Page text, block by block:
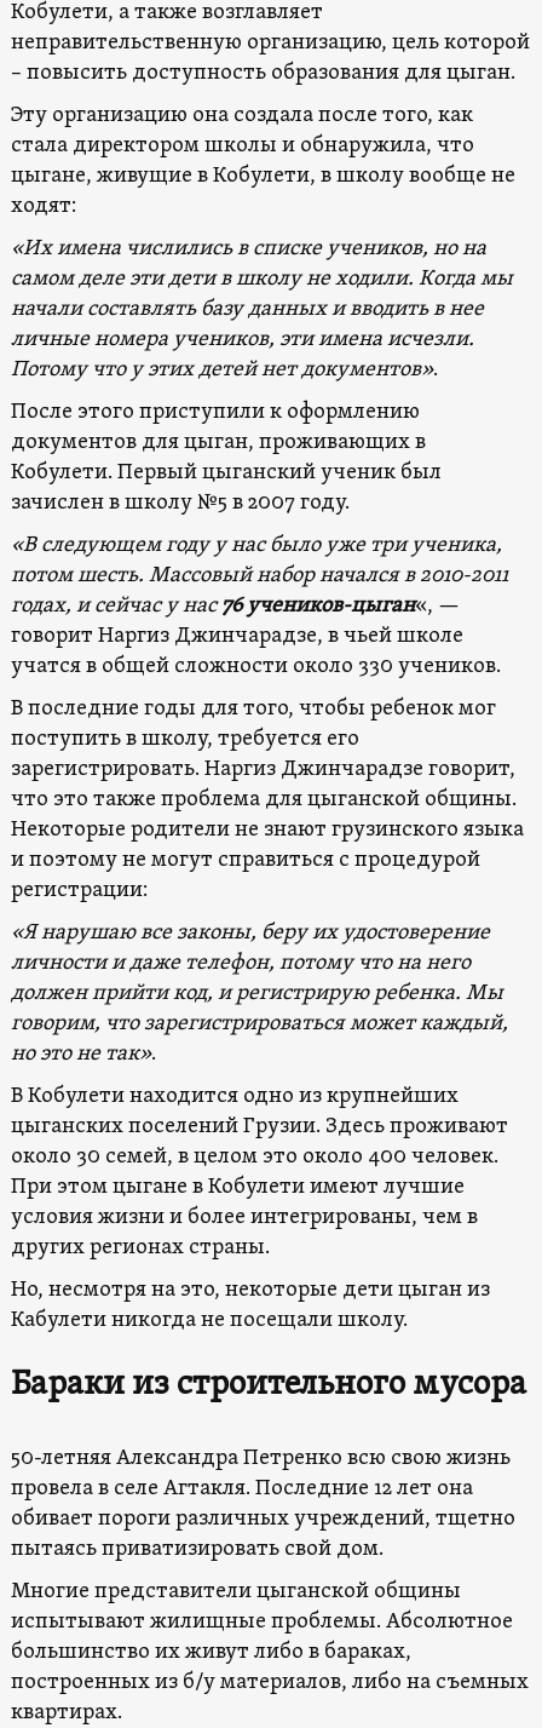
Кобулети, а также возглавляет
неправительственную организацию, цель которой
– повысить доступность образования для цыган.
Эту организацию она создала после того, как
стала директором школы и обнаружила, что
цыгане, живущие в Кобулети, в школу вообще не
ходят:
«Их имена числились в списке учеников, но на
самом деле эти дети в школу не ходили. Когда мы
начали составлять базу данных и вводить в нее
личные номера учеников, эти имена исчезли.
Потому что у этих детей нет документов».
После этого приступили к оформлению
документов для цыган, проживающих в
Кобулети. Первый цыганский ученик был
зачислен в школу №5 в 2007 году.
«В следующем году у нас было уже три ученика,
потом шесть. Массовый набор начался в 2010-2011
годах, и сейчас у нас76 учеников-цыган«, —
говорит Наргиз Джинчарадзе, в чьей школе
учатся в общей сложности около 330 учеников.
В последние годы для того, чтобы ребенок мог
поступить в школу, требуется его
зарегистрировать. Наргиз Джинчарадзе говорит,
что это также проблема для цыганской общины.
Некоторые родители не знают грузинского языка
и поэтому не могут справиться с процедурой
регистрации:
«Я нарушаю все законы, беру их удостоверение
личности и даже телефон, потому что на него
должен прийти код, и регистрирую ребенка. Мы
говорим, что зарегистрироваться может каждый,
но это не так».
В Кобулети находится одно из крупнейших
цыганских поселений Грузии. Здесь проживают
около 30 семей, в целом это около 400 человек.
При этом цыгане в Кобулети имеют лучшие
условия жизни и более интегрированы, чем в
других регионах страны.
Но, несмотря на это, некоторые дети цыган из
Кабулети никогда не посещали школу.
Бараки из строительного мусора
50-летняя Александра Петренко всю свою жизнь
провела в селе Агтакля. Последние 12 лет она
обивает пороги различных учреждений, тщетно
пытаясь приватизировать свой дом.
Многие представители цыганской общины
испытывают жилищные проблемы. Абсолютное
большинство их живут либо в бараках,
построенных из б/у материалов, либо на съемных
квартирах.